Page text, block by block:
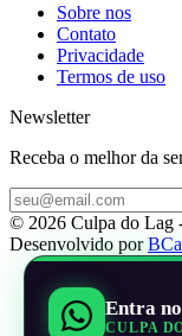
Sobre nos
Contato
Privacidade
Termos de uso
Newsletter
Receba o melhor da
© 2026 Culpa do Lag
Desenvolvido por
Entra
CULPA